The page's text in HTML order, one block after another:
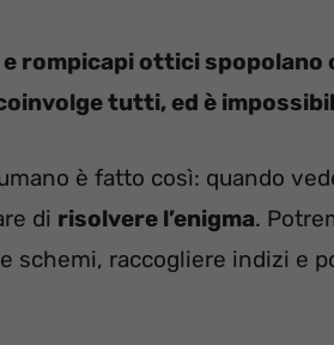
rompicapi ottici
tutti, ed è
è fatto così: quando
di risolvere l’enigma.
schemi, raccogliere indizi e